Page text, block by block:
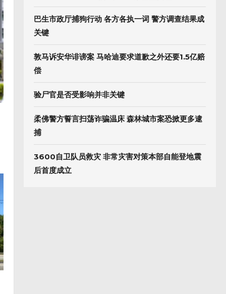
巴生市政厅捕狗行动 各方各执一词 警方调查结果成
关键
敦马诉安华诽谤案 马哈迪要求道歉之外还要1.5亿赔
偿
验尸官是否受影响并非关键
柔佛警方誓言扫荡诈骗温床 森林城市案恐掀更多逮
捕
3600自卫队员救灾 非常灾害对策本部自能登地震
后首度成立